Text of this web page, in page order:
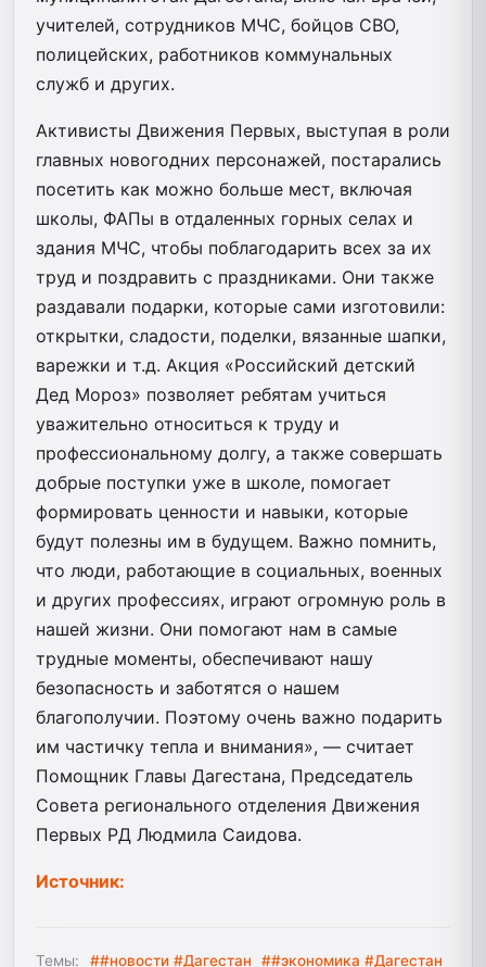
учителей, сотрудников МЧС, бойцов СВО,
полицейских, работников коммунальных
служб и других.
Активисты Движения Первых, выступая в роли
главных новогодних персонажей, постарались
посетить как можно больше мест, включая
школы, ФАПы в отдаленных горных селах и
здания МЧС, чтобы поблагодарить всех за их
труд и поздравить с праздниками. Они также
раздавали подарки, которые сами изготовили:
открытки, сладости, поделки, вязанные шапки,
варежки и т.д. Акция «Российский детский
Дед Мороз» позволяет ребятам учиться
уважительно относиться к труду и
профессиональному долгу, а также совершать
добрые поступки уже в школе, помогает
формировать ценности и навыки, которые
будут полезны им в будущем. Важно помнить,
что люди, работающие в социальных, военных
и других профессиях, играют огромную роль в
нашей жизни. Они помогают нам в самые
трудные моменты, обеспечивают нашу
безопасность и заботятся о нашем
благополучии. Поэтому очень важно подарить
им частичку тепла и внимания», — считает
Помощник Главы Дагестана, Председатель
Совета регионального отделения Движения
Первых РД Людмила Саидова.
Источник:
Темы: ##новости #Дагестан ##экономика #Дагестан